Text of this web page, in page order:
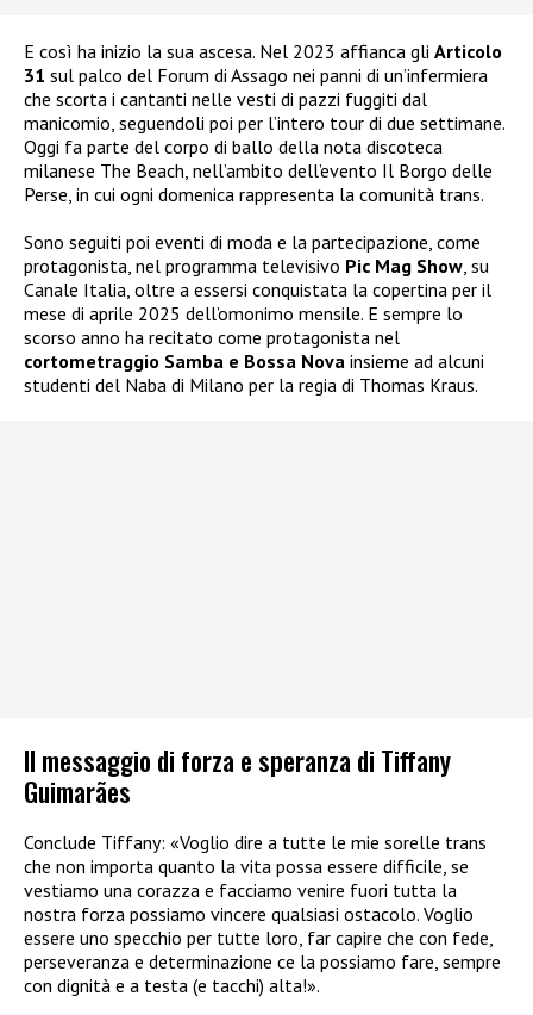
E così ha inizio la sua ascesa. Nel 2023 affianca gli Articolo
31 sul palco del Forum di Assago nei panni di un’infermiera
che scorta i cantanti nelle vesti di pazzi fuggiti dal
manicomio, seguendoli poi per l’intero tour di due settimane.
Oggi fa parte del corpo di ballo della nota discoteca
milanese The Beach, nell’ambito dell’evento Il Borgo delle
Perse, in cui ogni domenica rappresenta la comunità trans.
Sono seguiti poi eventi di moda e la partecipazione, come
protagonista, nel programma televisivo Pic Mag Show, su
Canale Italia, oltre a essersi conquistata la copertina per il
mese di aprile 2025 dell’omonimo mensile. E sempre lo
scorso anno ha recitato come protagonista nel
cortometraggio Samba e Bossa Nova insieme ad alcuni
studenti del Naba di Milano per la regia di Thomas Kraus.
Il messaggio di forza e speranza di Tiffany
Guimarães
Conclude Tiffany: «Voglio dire a tutte le mie sorelle trans
che non importa quanto la vita possa essere difficile, se
vestiamo una corazza e facciamo venire fuori tutta la
nostra forza possiamo vincere qualsiasi ostacolo. Voglio
essere uno specchio per tutte loro, far capire che con fede,
perseveranza e determinazione ce la possiamo fare, sempre
con dignità e a testa (e tacchi) alta!».